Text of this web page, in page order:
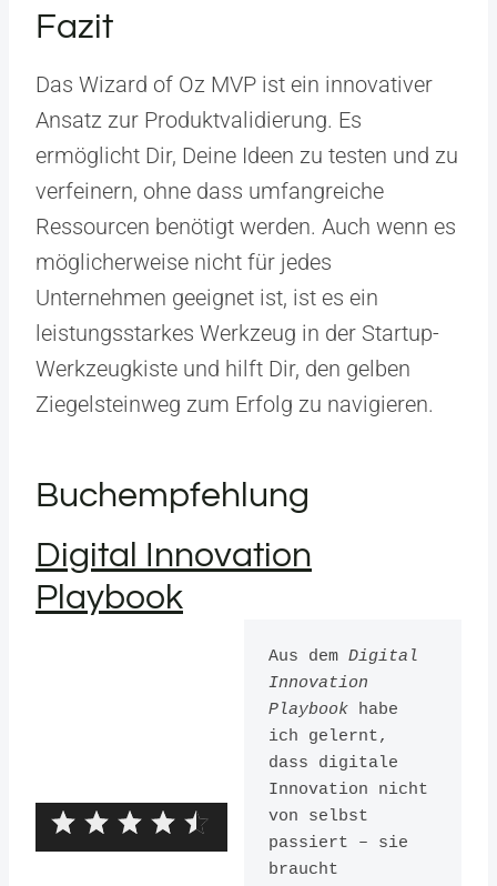
Fazit
Das Wizard of Oz MVP ist ein innovativer
Ansatz zur Produktvalidierung. Es
ermöglicht Dir, Deine Ideen zu testen und zu
verfeinern, ohne dass umfangreiche
Ressourcen benötigt werden. Auch wenn es
möglicherweise nicht für jedes
Unternehmen geeignet ist, ist es ein
leistungsstarkes Werkzeug in der Startup-
Werkzeugkiste und hilft Dir, den gelben
Ziegelsteinweg zum Erfolg zu navigieren.
Buchempfehlung
Digital Innovation
Playbook
Aus dem Digital
Innovation
Playbook habe
ich gelernt,
dass digitale
Innovation nicht
von selbst
passiert – sie
braucht